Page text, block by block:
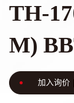
TH-
M)
加入询价